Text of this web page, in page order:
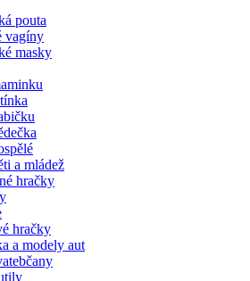
pouta
vagíny
masky
a mládež
hračky
hračky
a modely aut